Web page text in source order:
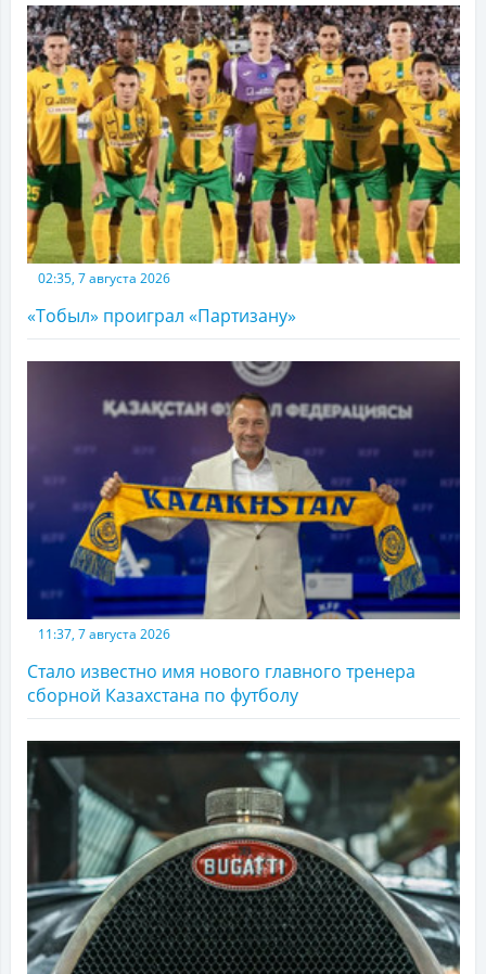
02:35, 7 августа 2026
«Тобыл» проиграл «Партизану»
11:37, 7 августа 2026
Стало известно имя нового главного тренера
сборной Казахстана по футболу